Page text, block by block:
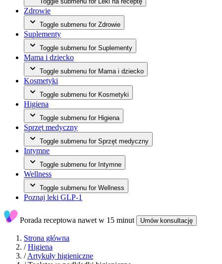
Zdrowie
Toggle submenu for Zdrowie
Suplementy
Toggle submenu for Suplementy
Mama i dziecko
Toggle submenu for Mama i dziecko
Kosmetyki
Toggle submenu for Kosmetyki
Higiena
Toggle submenu for Higiena
Sprzęt medyczny
Toggle submenu for Sprzęt medyczny
Intymne
Toggle submenu for Intymne
Wellness
Toggle submenu for Wellness
Poznaj leki GLP-1
Porada receptowa nawet w 15 minut Umów konsultację
Strona główna
/ Higiena
/ Artykuły higieniczne